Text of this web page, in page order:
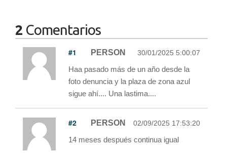
2 Comentarios
#1 PERSON 30/01/2025 5:00:07
Haa pasado más de un año desde la
foto denuncia y la plaza de zona azul
sigue ahí.... Una lastima....
#2 PERSON 02/09/2025 17:53:20
14 meses después continua igual